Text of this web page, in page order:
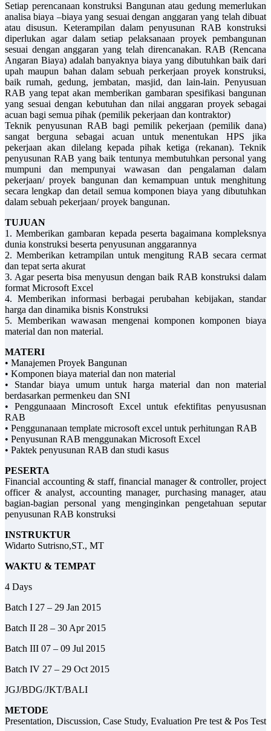
Setiap perencanaan konstruksi Bangunan atau gedung memerlukan
analisa biaya –biaya yang sesuai dengan anggaran yang telah dibuat
atau disusun. Keterampilan dalam penyusunan RAB konstruksi
diperlukan agar dalam setiap pelaksanaan proyek pembangunan
sesuai dengan anggaran yang telah direncanakan. RAB (Rencana
Angaran Biaya) adalah banyaknya biaya yang dibutuhkan baik dari
upah maupun bahan dalam sebuah perkerjaan proyek konstruksi,
baik rumah, gedung, jembatan, masjid, dan lain-lain. Penyusuan
RAB yang tepat akan memberikan gambaran spesifikasi bangunan
yang sesuai dengan kebutuhan dan nilai anggaran proyek sebagai
acuan bagi semua pihak (pemilik pekerjaan dan kontraktor)
Teknik penyusunan RAB bagi pemilik pekerjaan (pemilik dana)
sangat berguna sebagai acuan untuk menentukan HPS jika
pekerjaan akan dilelang kepada pihak ketiga (rekanan). Teknik
penyusunan RAB yang baik tentunya membutuhkan personal yang
mumpuni dan mempunyai wawasan dan pengalaman dalam
pekerjaan/ proyek bangunan dan kemampuan untuk menghitung
secara lengkap dan detail semua komponen biaya yang dibutuhkan
dalam sebuah pekerjaan/ proyek bangunan.
TUJUAN
1. Memberikan gambaran kepada peserta bagaimana kompleksnya
dunia konstruksi beserta penyusunan anggarannya
2. Memberikan ketrampilan untuk mengitung RAB secara cermat
dan tepat serta akurat
3. Agar peserta bisa menyusun dengan baik RAB konstruksi dalam
format Microsoft Excel
4. Memberikan informasi berbagai perubahan kebijakan, standar
harga dan dinamika bisnis Konstruksi
5. Memberikan wawasan mengenai komponen komponen biaya
material dan non material.
MATERI
• Manajemen Proyek Bangunan
• Komponen biaya material dan non material
• Standar biaya umum untuk harga material dan non material
berdasarkan permenkeu dan SNI
• Penggunaaan Mincrosoft Excel untuk efektifitas penyususnan
RAB
• Penggunanaan template microsoft excel untuk perhitungan RAB
• Penyusunan RAB menggunakan Microsoft Excel
• Paktek penyusunan RAB dan studi kasus
PESERTA
Financial accounting & staff, financial manager & controller, project
officer & analyst, accounting manager, purchasing manager, atau
bagian-bagian personal yang menginginkan pengetahuan seputar
penyusunan RAB konstruksi
INSTRUKTUR
Widarto Sutrisno,ST., MT
WAKTU & TEMPAT
4 Days
Batch I 27 – 29 Jan 2015
Batch II 28 – 30 Apr 2015
Batch III 07 – 09 Jul 2015
Batch IV 27 – 29 Oct 2015
JGJ/BDG/JKT/BALI
METODE
Presentation, Discussion, Case Study, Evaluation Pre test & Pos Test